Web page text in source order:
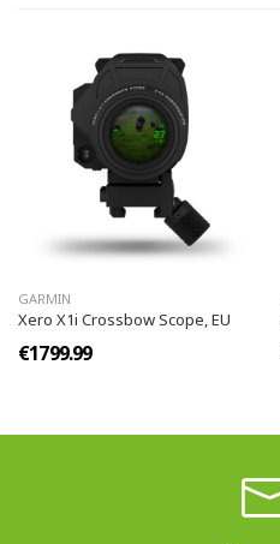
GARMIN
Xero X1i Crossbow Scope, EU
€1799.99